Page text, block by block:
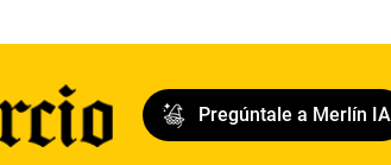
Pregúntale a Merlín IA